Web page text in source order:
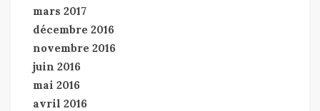
mars 2017
décembre 2016
novembre 2016
juin 2016
mai 2016
avril 2016